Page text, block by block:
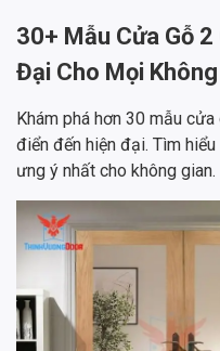
30+ Mẫu Cửa Gỗ
Đại Cho Mọi Không
Khám phá hơn 30 mẫu
điển đến hiện đại. Tìm
ưng ý nhất cho không gian.